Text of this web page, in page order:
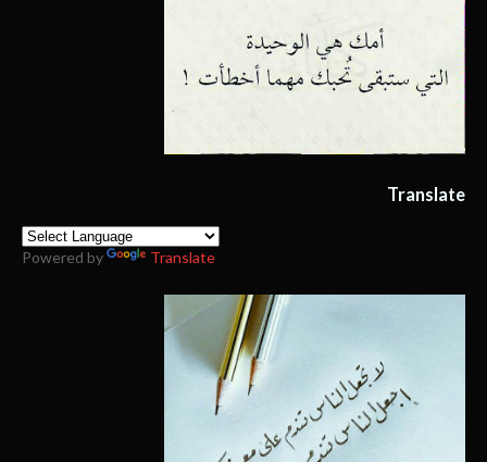
Translate
Powered by Translate